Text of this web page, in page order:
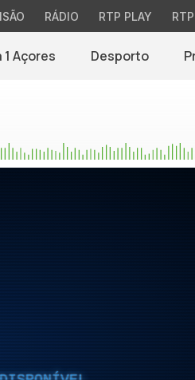
RÁDIO RTP PLAY
Açores Desporto